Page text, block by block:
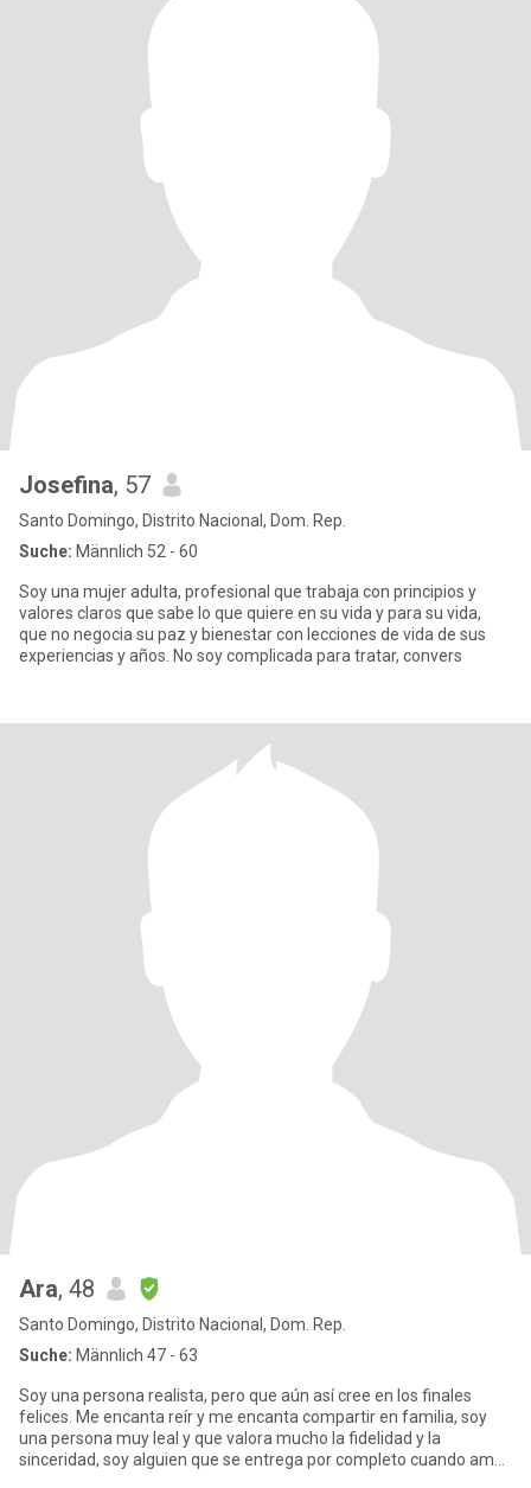
Josefina, 57
Santo Domingo, Distrito Nacional, Dom. Rep.
Suche: Männlich 52 - 60
Soy una mujer adulta, profesional que trabaja con principios y
valores claros que sabe lo que quiere en su vida y para su vida,
que no negocia su paz y bienestar con lecciones de vida de sus
experiencias y años. No soy complicada para tratar, convers
Ara, 48
Santo Domingo, Distrito Nacional, Dom. Rep.
Suche: Männlich 47 - 63
Soy una persona realista, pero que aún así cree en los finales
felices. Me encanta reír y me encanta compartir en familia, soy
una persona muy leal y que valora mucho la fidelidad y la
sinceridad, soy alguien que se entrega por completo cuando ama,